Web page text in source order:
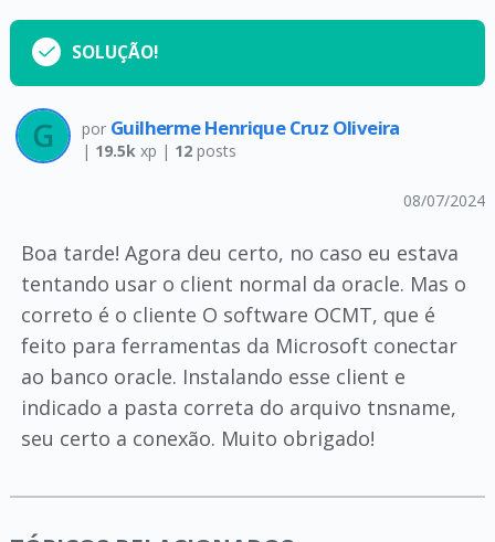
SOLUÇÃO!
por Guilherme Henrique Cruz Oliveira
| 19.5kxp | 12posts
08/07/2024
Boa tarde! Agora deu certo, no caso eu estava
tentando usar o client normal da oracle. Mas o
correto é o cliente O software OCMT, que é
feito para ferramentas da Microsoft conectar
ao banco oracle. Instalando esse client e
indicado a pasta correta do arquivo tnsname,
seu certo a conexão. Muito obrigado!